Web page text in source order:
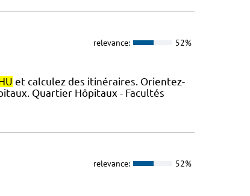
relevance: 52%
et calculez des itinéraires. Orientez-
Quartier Hôpitaux - Facultés
relevance: 52%